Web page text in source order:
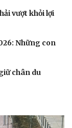
vượt khỏi lợi
Những con
chân du